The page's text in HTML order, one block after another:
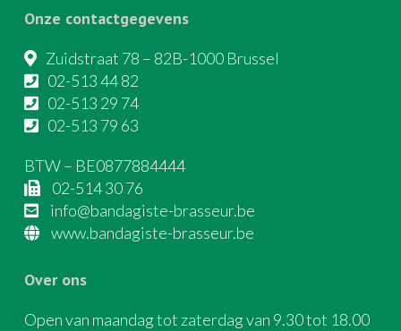
Onze contactgegevens
Zuidstraat 78 – 82B-1000 Brussel
02-513 44 82
02-513 29 74
02-513 79 63
BTW – BE0877884444
02-514 30 76
info@bandagiste-brasseur.be
www.bandagiste-brasseur.be
Over ons
Open van maandag tot zaterdag van 9.30 tot 18.00